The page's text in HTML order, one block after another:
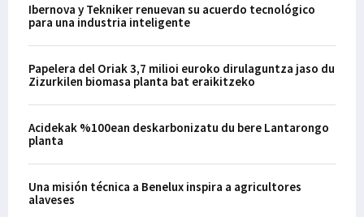
Ibernova y Tekniker renuevan su acuerdo tecnológico
para una industria inteligente
Papelera del Oriak 3,7 milioi euroko dirulaguntza jaso du
Zizurkilen biomasa planta bat eraikitzeko
Acidekak %100ean deskarbonizatu du bere Lantarongo
planta
Una misión técnica a Benelux inspira a agricultores
alaveses